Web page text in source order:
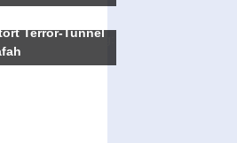
Terror-Tunnel